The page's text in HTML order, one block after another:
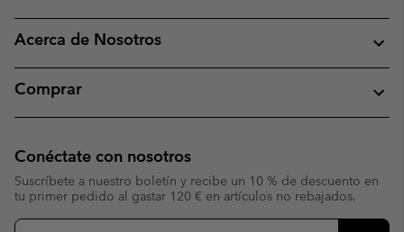
Acerca de Nosotros
Comprar
Conéctate con nosotros
Suscríbete a nuestro boletín y recibe un 10 % de descuento en
tu primer pedido al gastar 120 € en artículos no rebajados.
Suscripción